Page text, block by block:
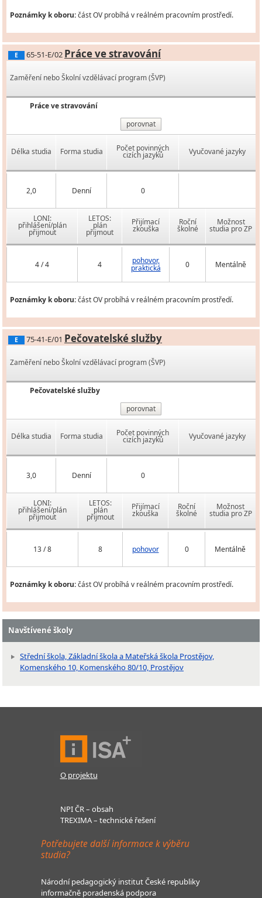
Poznámky k oboru:část OV probíhá v reálném pracovním prostředí.
E 65-51-E/02 Práce ve stravování
Zaměření nebo Školní vzdělávací program (ŠVP)
Práce ve stravování
porovnat
Délka studia Forma studia Počet povinných
cizích jazyků Vyučované jazyky
2,0 Denní 0
LONI:
přihlášení/plán
přijmout
LETOS:
plán
přijmout
Přijímací
zkouška
Roční
školné
Možnost
studia pro ZP
4 / 4 4 pohovor,
praktická 0 Mentálně
Poznámky k oboru:část OV probíhá v reálném pracovním prostředí.
E 75-41-E/01 Pečovatelské služby
Zaměření nebo Školní vzdělávací program (ŠVP)
Pečovatelské služby
porovnat
Délka studia Forma studia Počet povinných
cizích jazyků Vyučované jazyky
3,0 Denní 0
LONI:
přihlášení/plán
přijmout
LETOS:
plán
přijmout
Přijímací
zkouška
Roční
školné
Možnost
studia pro ZP
13 / 8 8 pohovor 0 Mentálně
Poznámky k oboru:část OV probíhá v reálném pracovním prostředí.
Navštívené školy
Střední škola, Základní škola a Mateřská škola Prostějov,
Komenského 10, Komenského 80/10, Prostějov
O projektu
NPI ČR – obsah
TREXIMA – technické řešení
Potřebujete další informace k výběru
studia?
Národní pedagogický institut České republiky
informačně poradenská podpora